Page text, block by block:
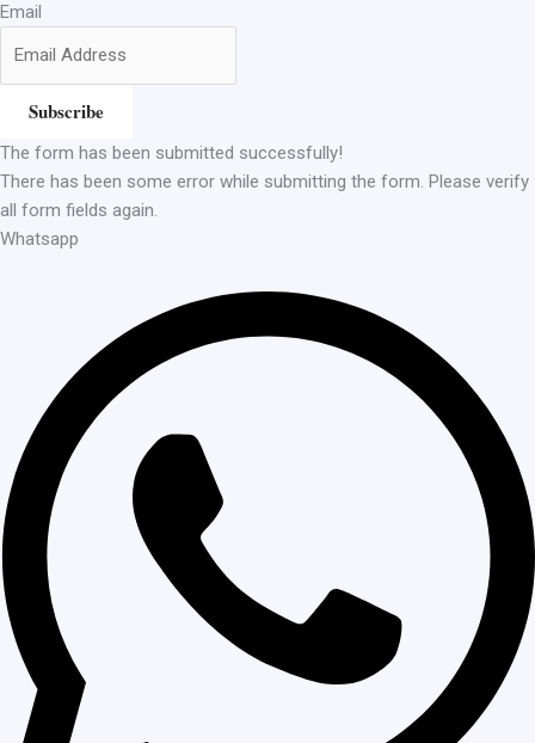
Email
Subscribe
The form has been submitted successfully!
There has been some error while submitting the form. Please verify
all form fields again.
Whatsapp